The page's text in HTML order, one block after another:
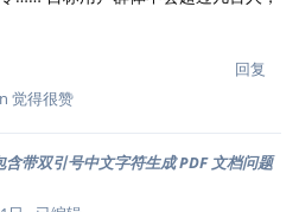
回复
觉得很赞
带双引号中文字符生成 PDF 文档问题